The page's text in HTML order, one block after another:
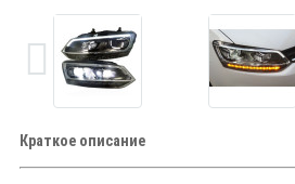
Краткое описание